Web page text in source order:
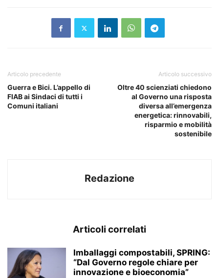
Articolo precedente
Guerra e Bici. L’appello di
FIAB ai Sindaci di tutti i
Comuni italiani
Articolo successivo
Oltre 40 scienziati chiedono
al Governo una risposta
diversa all’emergenza
energetica: rinnovabili,
risparmio e mobilità
sostenibile
Redazione
Articoli correlati
Imballaggi compostabili, SPRING:
“Dal Governo regole chiare per
innovazione e bioeconomia”